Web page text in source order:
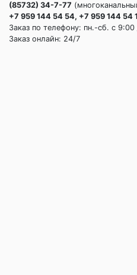
(85732) 34-7-77
+7 959 144 54 54, +7 959 144 54
Заказ по телефону: пн.-сб. c
Заказ онлайн: 24/7